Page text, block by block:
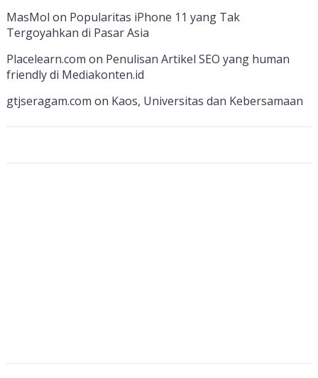
h
a
n
n
MasMol on Popularitas iPhone 11 yang Tak
Tergoyahkan di Pasar Asia
Placelearn.com on Penulisan Artikel SEO yang human
friendly di Mediakonten.id
gtjseragam.com on Kaos, Universitas dan Kebersamaan